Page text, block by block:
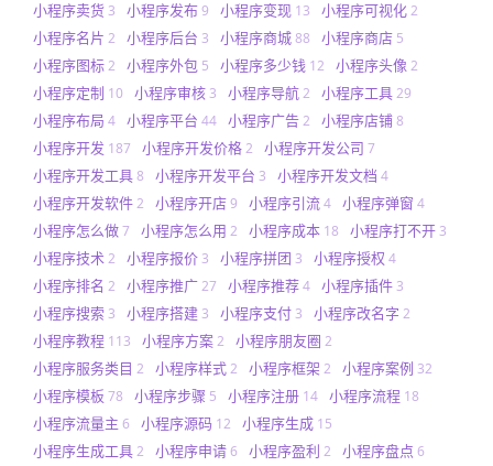
小程序卖货 3 小程序发布9 小程序变现 13 小程序可视化2
小程序名片 2 小程序后台 3 小程序商城88 小程序商店 5
小程序图标2 小程序外包 5 小程序多少钱 12 小程序头像 2
小程序定制 10 小程序审核 3 小程序导航2 小程序工具29
小程序布局 4 小程序平台 44 小程序广告2 小程序店铺8
小程序开发 187 小程序开发价格2 小程序开发公司 7
小程序开发工具8 小程序开发平台 3 小程序开发文档 4
小程序开发软件2 小程序开店9 小程序引流4 小程序弹窗 4
小程序怎么做7 小程序怎么用 2 小程序成本 18 小程序打不开 3
小程序技术 2 小程序报价 3 小程序拼团 3 小程序授权 4
小程序排名 2 小程序推广27 小程序推荐4 小程序插件 3
小程序搜索 3 小程序搭建 3 小程序支付 3 小程序改名字 2
小程序教程 113 小程序方案2 小程序朋友圈 2
小程序服务类目 2 小程序样式2 小程序框架 2 小程序案例 32
小程序模板 78 小程序步骤 5 小程序注册 14 小程序流程 18
小程序流量主 6 小程序源码 12 小程序生成 15
小程序生成工具2 小程序申请6 小程序盈利 2 小程序盘点 6